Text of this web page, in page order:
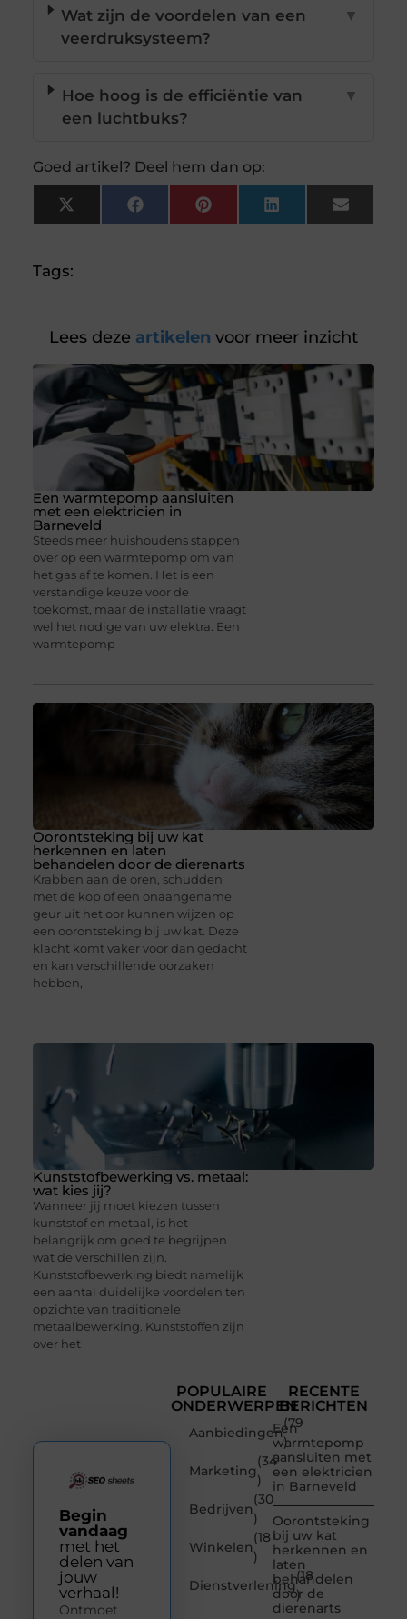
Wat zijn de voordelen van een
veerdruksysteem?
▼
Hoe hoog is de efficiëntie van
een luchtbuks?
▼
Goed artikel? Deel hem dan op:
X
(Twitter)
FacebookPinterestLinkedInEmail
Tags:
Lees deze artikelen voor meer inzicht
Een warmtepomp aansluiten
met een elektricien in
Barneveld
Steeds meer huishoudens stappen
over op een warmtepomp om van
het gas af te komen. Het is een
verstandige keuze voor de
toekomst, maar de installatie vraagt
wel het nodige van uw elektra. Een
warmtepomp
Oorontsteking bij uw kat
herkennen en laten
behandelen door de dierenarts
Krabben aan de oren, schudden
met de kop of een onaangename
geur uit het oor kunnen wijzen op
een oorontsteking bij uw kat. Deze
klacht komt vaker voor dan gedacht
en kan verschillende oorzaken
hebben,
Kunststofbewerking vs. metaal:
wat kies jij?
Wanneer jij moet kiezen tussen
kunststof en metaal, is het
belangrijk om goed te begrijpen
wat de verschillen zijn.
Kunststofbewerking biedt namelijk
een aantal duidelijke voordelen ten
opzichte van traditionele
metaalbewerking. Kunststoffen zijn
over het
POPULAIRE
ONDERWERPEN
Aanbiedingen
(79
)
Marketing
(34
)
Bedrijven
(30
)
Winkelen
(18
)
Dienstverlening
(18
)
RECENTE
BERICHTEN
Een
warmtepomp
aansluiten met
een elektricien
in Barneveld
Oorontsteking
bij uw kat
herkennen en
laten
behandelen
door de
dierenarts
Begin
vandaag
met het
delen van
jouw
verhaal!
Ontmoet